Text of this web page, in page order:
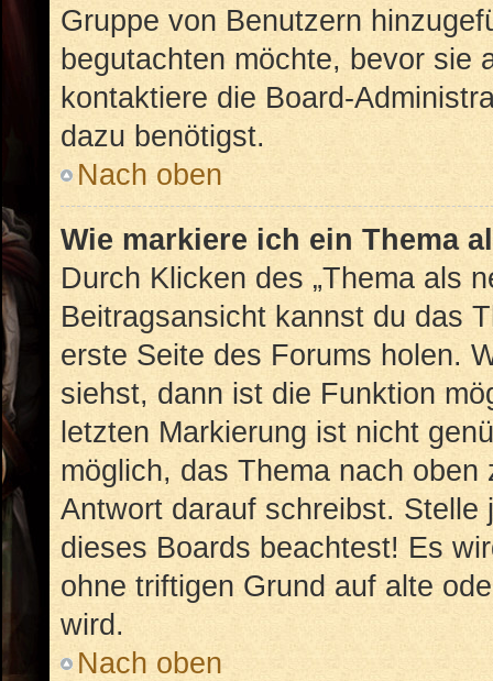
Gruppe von Benutzern
begutachten möchte, bevor sie
kontaktiere die Board-
dazu benötigst.
Nach oben
Wie markiere ich ein Thema
Durch Klicken des „Thema als
Beitragsansicht kannst du das
erste Seite des Forums holen.
siehst, dann ist die Funktion
letzten Markierung ist nicht
möglich, das Thema nach
Antwort darauf schreibst.
dieses Boards beachtest! Es
ohne triftigen Grund auf alte
wird.
Nach oben